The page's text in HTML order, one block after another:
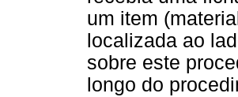
um item
localizada ao
sobre este
longo do